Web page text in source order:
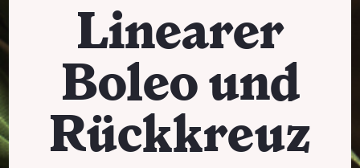
Linearer
Boleo und
Rückkreuz